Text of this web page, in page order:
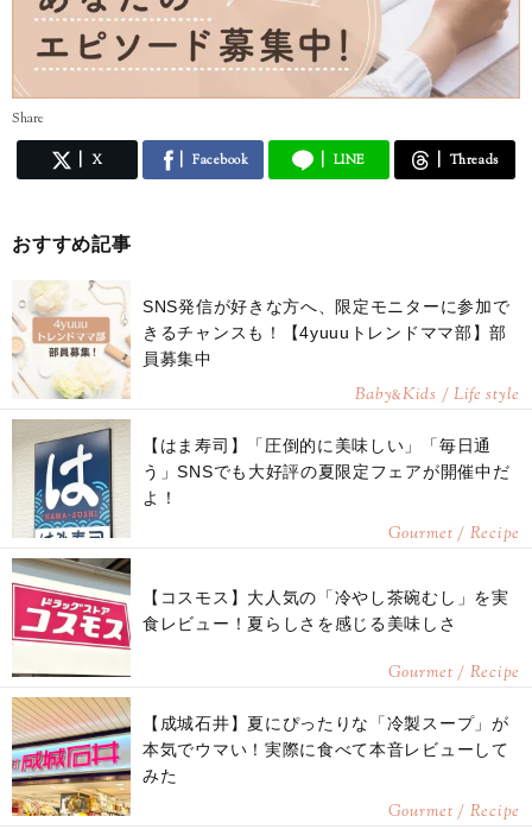
Share
X Facebook LINE Threads
おすすめ記事
SNS発信が好きな方へ、限定モニターに参加で
きるチャンスも！【4yuuuトレンドママ部】部
員募集中
Baby&Kids / Life style
【はま寿司】「圧倒的に美味しい」「毎日通
う」SNSでも大好評の夏限定フェアが開催中だ
よ！
Gourmet / Recipe
【コスモス】大人気の「冷やし茶碗むし」を実
食レビュー！夏らしさを感じる美味しさ
Gourmet / Recipe
【成城石井】夏にぴったりな「冷製スープ」が
本気でウマい！実際に食べて本音レビューして
みた
Gourmet / Recipe